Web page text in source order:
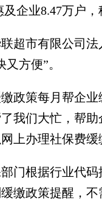
企业8.47万户，
市有限公司法
方便”。
策每月帮企业
我们大忙，帮
上办理社保费缓
根据行业代码
缴政策提醒，